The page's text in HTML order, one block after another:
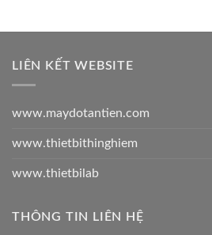
LIÊN KẾT WEBSITE
www.maydotantien.com
www.thietbithinghiem
www.thietbilab
THÔNG TIN LIÊN HỆ